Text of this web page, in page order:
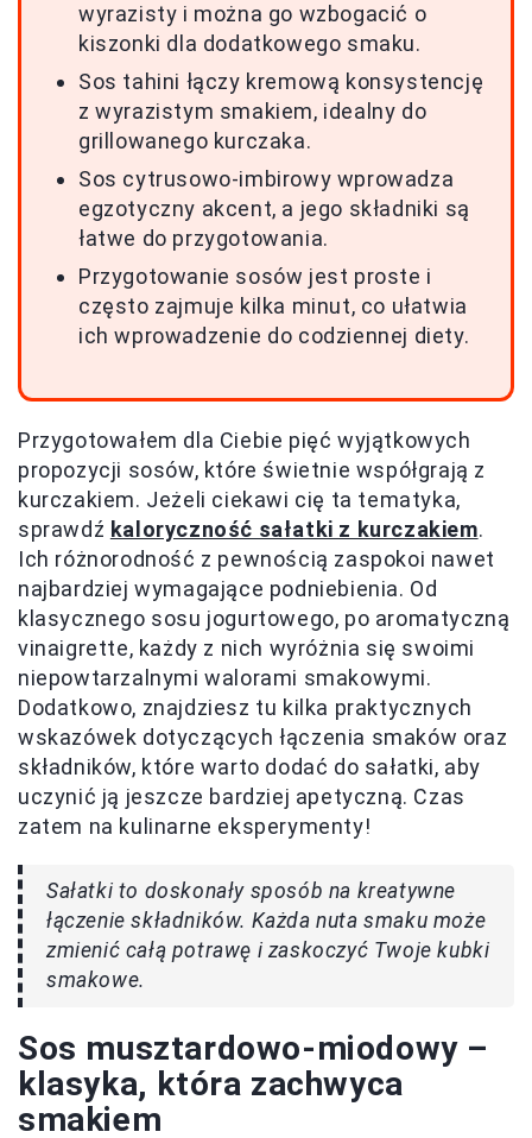
wyrazisty i można go wzbogacić o
kiszonki dla dodatkowego smaku.
Sos tahini łączy kremową konsystencję
z wyrazistym smakiem, idealny do
grillowanego kurczaka.
Sos cytrusowo-imbirowy wprowadza
egzotyczny akcent, a jego składniki są
łatwe do przygotowania.
Przygotowanie sosów jest proste i
często zajmuje kilka minut, co ułatwia
ich wprowadzenie do codziennej diety.
Przygotowałem dla Ciebie pięć wyjątkowych
propozycji sosów, które świetnie współgrają z
kurczakiem. Jeżeli ciekawi cię ta tematyka,
sprawdź kaloryczność sałatki z kurczakiem.
Ich różnorodność z pewnością zaspokoi nawet
najbardziej wymagające podniebienia. Od
klasycznego sosu jogurtowego, po aromatyczną
vinaigrette, każdy z nich wyróżnia się swoimi
niepowtarzalnymi walorami smakowymi.
Dodatkowo, znajdziesz tu kilka praktycznych
wskazówek dotyczących łączenia smaków oraz
składników, które warto dodać do sałatki, aby
uczynić ją jeszcze bardziej apetyczną. Czas
zatem na kulinarne eksperymenty!
Sałatki to doskonały sposób na kreatywne
łączenie składników. Każda nuta smaku może
zmienić całą potrawę i zaskoczyć Twoje kubki
smakowe.
Sos musztardowo-miodowy –
klasyka, która zachwyca
smakiem